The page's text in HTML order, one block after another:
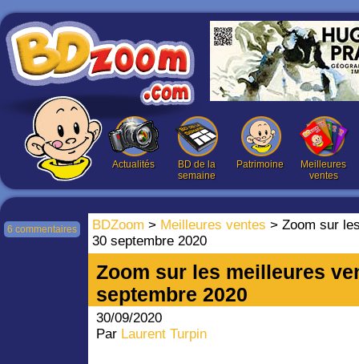
Actualités
BD de la
semaine
Patrimoine
Meilleures
ventes
BDZoom > Meilleures ventes > Zoom sur
30 septembre 2020
6 commentaires
Zoom sur les meilleures
septembre 2020
30/09/2020
Par Laurent Turpin